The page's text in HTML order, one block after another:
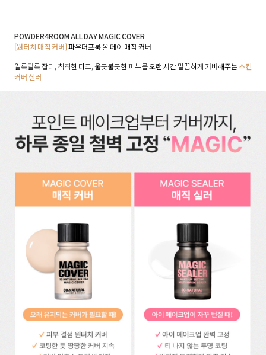
POWDER4ROOM ALL DAY MAGIC COVER
[원터치 매직 커버]파우더포룸 올 데이 매직 커버
얼룩덜룩 잡티, 칙칙한 다크, 울긋불긋한 피부를 오랜 시간 말끔하게 커버해주는스킨
커버 실러